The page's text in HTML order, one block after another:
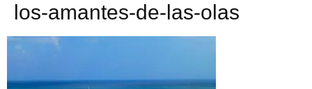
los-amantes-de-las-olas